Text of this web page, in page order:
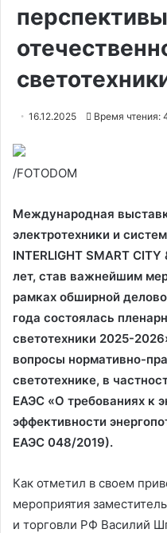
перспективы
16.12.2025 Время чтения:
/FOTODOM
Международная
электротехники и
INTERLIGHT SMART
лет, став важнейшим
рамках обширной
года состоялась
светотехники 2025-
вопросы нормативно-
светотехнике, в
ЕАЭС «О требованиях к
эффективности
ЕАЭС 048/2019).
Как отметил в своем
мероприятия
и торговли РФ Василий